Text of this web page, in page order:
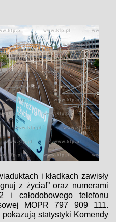
i kładkach zawisły
z życia!” oraz numerami
i całodobowego telefonu
MOPR 797 909 111.
statystyki Komendy